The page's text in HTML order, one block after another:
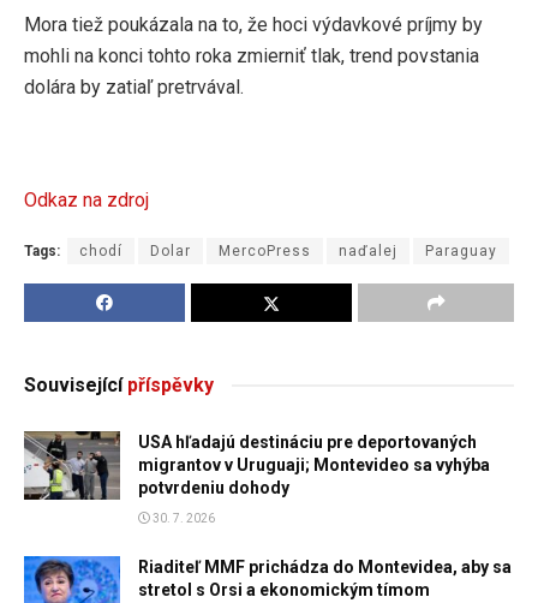
Mora tiež poukázala na to, že hoci výdavkové príjmy by
mohli na konci tohto roka zmierniť tlak, trend povstania
dolára by zatiaľ pretrvával.
Odkaz na zdroj
Tags: chodí Dolar MercoPress naďalej Paraguay
Souvisejícípříspěvky
USA hľadajú destináciu pre deportovaných
migrantov v Uruguaji; Montevideo sa vyhýba
potvrdeniu dohody
30. 7. 2026
Riaditeľ MMF prichádza do Montevidea, aby sa
stretol s Orsi a ekonomickým tímom